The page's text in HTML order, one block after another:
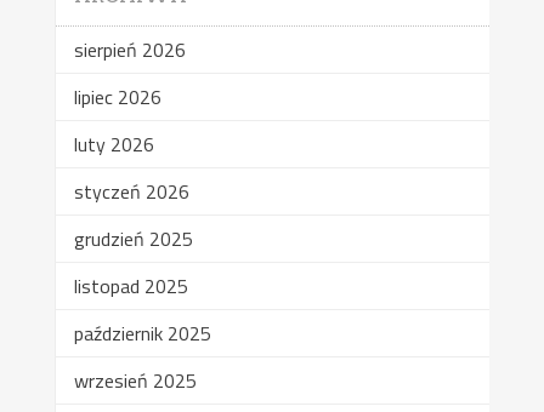
sierpień 2026
lipiec 2026
luty 2026
styczeń 2026
grudzień 2025
listopad 2025
październik 2025
wrzesień 2025